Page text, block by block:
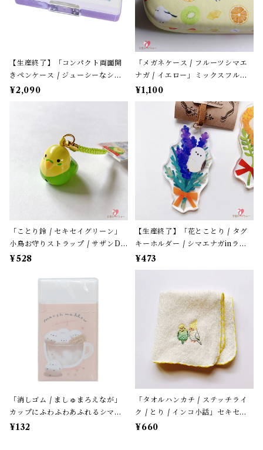
【生産終了】「コンパクト両面開
きペンケース / ジューシーなシマ
エナガ」窓から覗くシマエナガた
ち / カミオジャパン＊パープル
¥2,090
「メガネケース / フルーツシマエ
ナガ / イエロー」ミックスフルー
ツ柄 / フレンズヒル＊パステルイ
¥1,100
「ことり鈴 / セキセイグリーン」
小鳥お守りストラップ / サザンDS
クリエイト / 黄緑色のセキセイイ
月グッズ＊1個【大人気!】
¥528
【生産終了】「花とことり / タグ
キーホルダー / シマエナガinラベ
ンダー」花言葉と小鳥のアクリル
キーホルダー・バッグチャーム /
在庫限り】
¥473
「消しゴム / ましゅまろえなが」
カップにふわふわあふれるシマエ
ナガ / カフェオレ色 / クーリア
¥132
「タオルハンカチ / ステッチライ
ク / とり / インコ小話」セキセイ
＆オカメ / 小鳥刺繍のハンドタオ
¥660